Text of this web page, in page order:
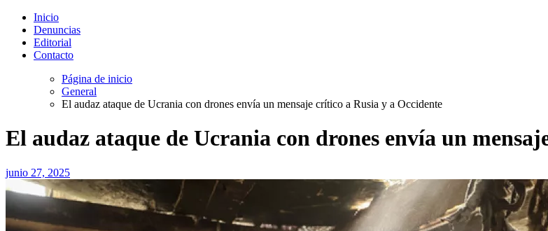
Inicio
Denuncias
Editorial
Contacto
Página de inicio
General
El audaz ataque de Ucrania con drones envía un mensaje crítico a Rusia y a Occidente
El audaz ataque de Ucrania con drones envía un
junio 27, 2025